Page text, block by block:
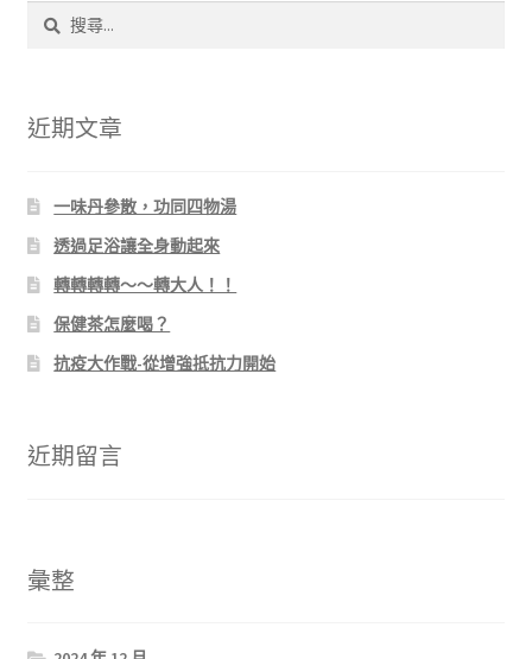
字:
近期文章
一味丹參散，功同四物湯
透過足浴讓全身動起來
轉轉轉轉～～轉大人！！
保健茶怎麼喝？
抗疫大作戰-從增強抵抗力開始
近期留言
彙整